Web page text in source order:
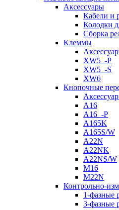
Аксессуары
Кабели и
Колодки
Сборка
Клеммы
XW5_-P
XW5_-S
XW6
Кнопочные
A16
A16_-P
A165K
A165S/W
A22N
A22NK
A22NS/W
M16
M22N
Контрольно-
1-фазные
3-фазные